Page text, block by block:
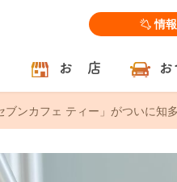
情
お 店 お
ブンカフェ ティー」がついに知